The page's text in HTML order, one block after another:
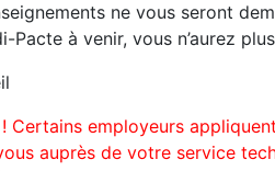
ne vous seront
Pacte à venir, vous n’aurez
Certains employeurs
auprès de votre service